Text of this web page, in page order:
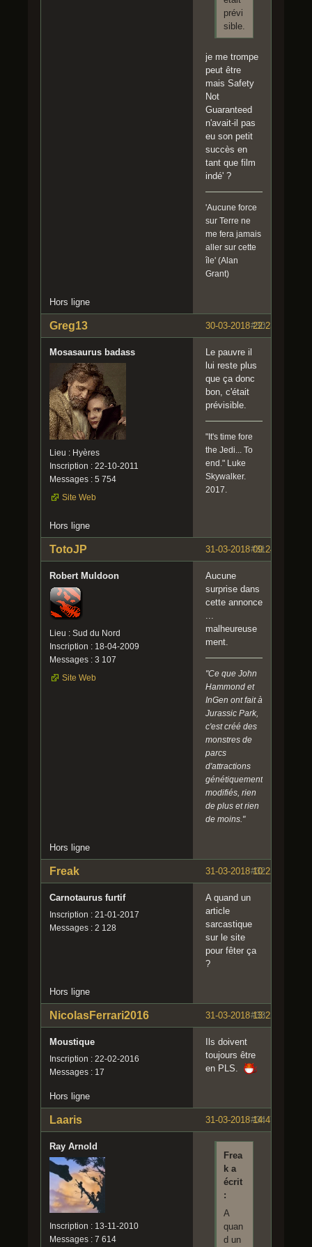
prévi
sible.
je me trompe
peut être
mais Safety
Not
Guaranteed
n'avait-il pas
eu son petit
succès en
tant que film
indé' ?
'Aucune force
sur Terre ne
me fera jamais
aller sur cette
île' (Alan
Grant)
Hors ligne
#30
30-03-2018 22:23:26
Greg13
Mosasaurus badass
Lieu : Hyères
Inscription : 22-10-2011
Messages : 5 754
Site Web
Le pauvre il
lui reste plus
que ça donc
bon, c'était
prévisible.
"It's time fore
the Jedi... To
end." Luke
Skywalker.
2017.
Hors ligne
#31
31-03-2018 09:24:57
TotoJP
Robert Muldoon
Lieu : Sud du Nord
Inscription : 18-04-2009
Messages : 3 107
Site Web
Aucune
surprise dans
cette annonce
malheureuse
ment.
"Ce que John
Hammond et
InGen ont fait à
Jurassic Park,
c'est créé des
monstres de
parcs
d'attractions
génétiquement
modifiés, rien
de plus et rien
de moins."
Hors ligne
#32
31-03-2018 10:22:03
Freak
Carnotaurus furtif
Inscription : 21-01-2017
Messages : 2 128
A quand un
article
sarcastique
sur le site
pour fêter ça
?
Hors ligne
#33
31-03-2018 13:22:56
NicolasFerrari2016
Moustique
Inscription : 22-02-2016
Messages : 17
Ils doivent
toujours être
en PLS.
Hors ligne
#34
31-03-2018 14:47:27
Laaris
Ray Arnold
Inscription : 13-11-2010
Messages : 7 614
Frea
k a
écrit
:
A
quan
d un